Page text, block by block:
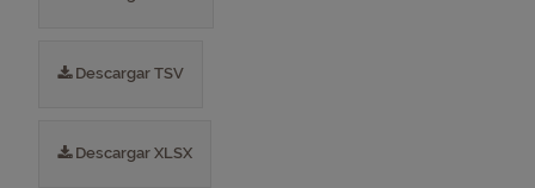
Descargar TSV
Descargar XLSX